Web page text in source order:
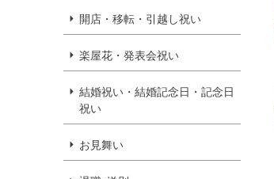
開店・移転・引越し祝い
楽屋花・発表会祝い
結婚祝い・結婚記念日・記念日
祝い
お見舞い